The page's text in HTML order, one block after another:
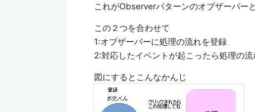
これがObserverパターンのオブザーバー
この２つを合わせて
1:オブザーバーに処理の流れを登録
2:対応したイベントが起こったら処理の
図にするとこんなかんじ